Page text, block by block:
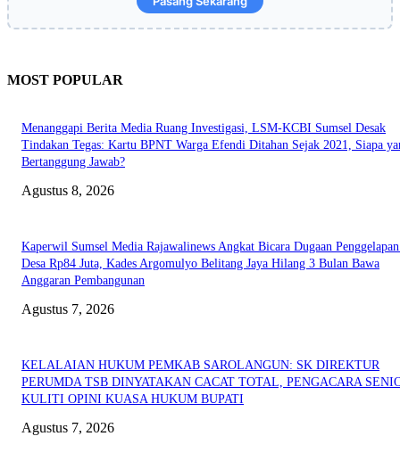
MOST POPULAR
Menanggapi Berita Media Ruang Investigasi, LSM-KCBI Sumsel Desak
Tindakan Tegas: Kartu BPNT Warga Efendi Ditahan Sejak 2021, Siapa
Bertanggung Jawab?
Agustus 8, 2026
Kaperwil Sumsel Media Rajawalinews Angkat Bicara Dugaan
Desa Rp84 Juta, Kades Argomulyo Belitang Jaya Hilang 3 Bulan Bawa
Anggaran Pembangunan
Agustus 7, 2026
KELALAIAN HUKUM PEMKAB SAROLANGUN: SK DIREKTUR
PERUMDA TSB DINYATAKAN CACAT TOTAL, PENGACARA
KULITI OPINI KUASA HUKUM BUPATI
Agustus 7, 2026